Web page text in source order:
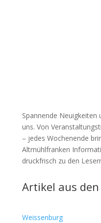
Spannende Neuigkeiten
uns. Von
– jedes Wochenende
Altmühlfranken
druckfrisch zu den
Artikel aus den
Weissenburg